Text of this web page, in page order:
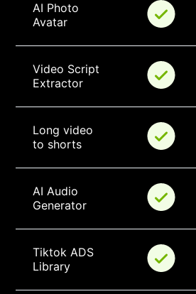
AI Photo
Avatar
Video Script
Extractor
Long video
to shorts
AI Audio
Generator
Tiktok ADS
Library